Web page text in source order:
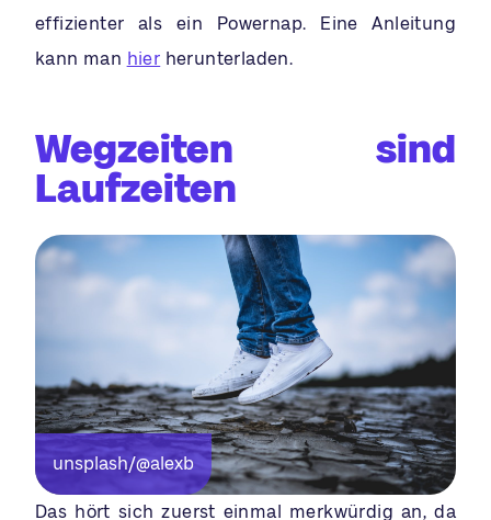
effizienter als ein Powernap. Eine Anleitung
kann man hier herunterladen.
Wegzeiten sind
Laufzeiten
unsplash/@alexb
Das hört sich zuerst einmal merkwürdig an, da